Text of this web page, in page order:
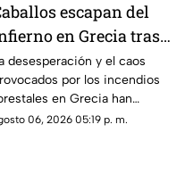
escapan del
en Grecia tras
días de
desesperación y el caos
por los incendios
en Grecia han
imágenes
06, 2026 05:19 p. m.